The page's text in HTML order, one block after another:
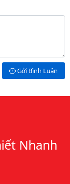
Gởi Bình Luận
Nhanh